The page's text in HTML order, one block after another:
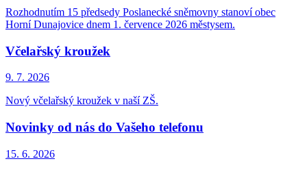
Rozhodnutím 15 předsedy Poslanecké sněmovny stanoví obec
Horní Dunajovice dnem 1. července 2026 městysem.
Včelařský kroužek
9. 7. 2026
Nový včelařský kroužek v naší ZŠ.
Novinky od nás do Vašeho telefonu
15. 6. 2026